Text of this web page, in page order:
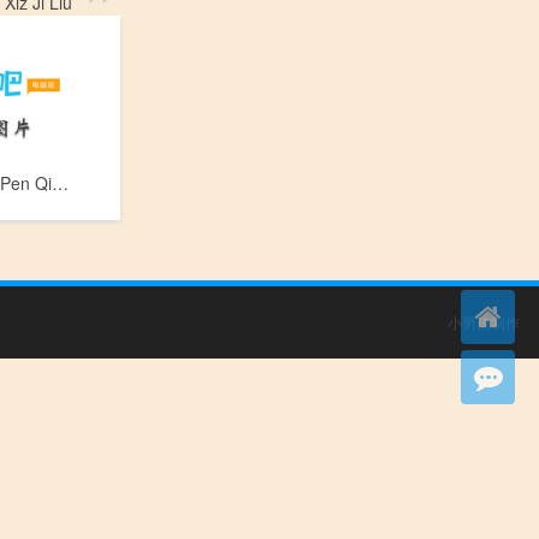
盆腔腹膜炎_Pen Qiang Fu Mo Yan
小男孩制作